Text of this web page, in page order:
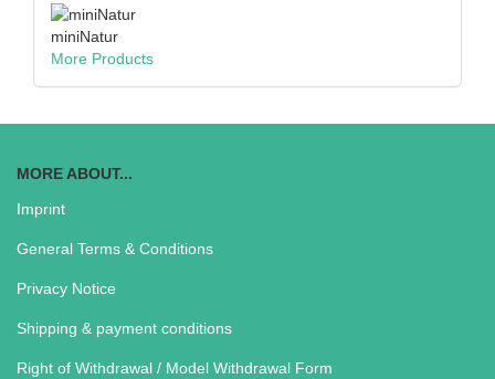
miniNatur
More Products
MORE ABOUT...
Imprint
General Terms & Conditions
Privacy Notice
Shipping & payment conditions
Right of Withdrawal / Model Withdrawal Form